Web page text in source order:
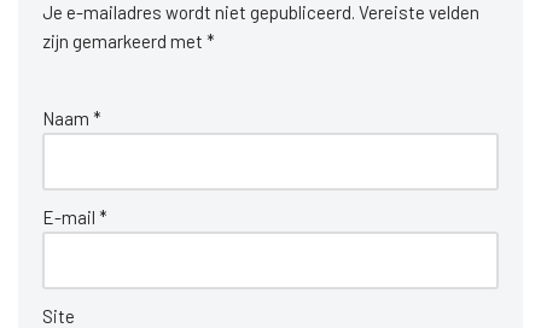
Je e-mailadres wordt niet gepubliceerd. Vereiste velden
zijn gemarkeerd met *
Naam *
E-mail *
Site